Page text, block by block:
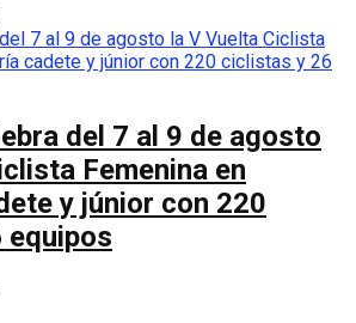
del 7 al 9 de agosto
Femenina en
y júnior con 220